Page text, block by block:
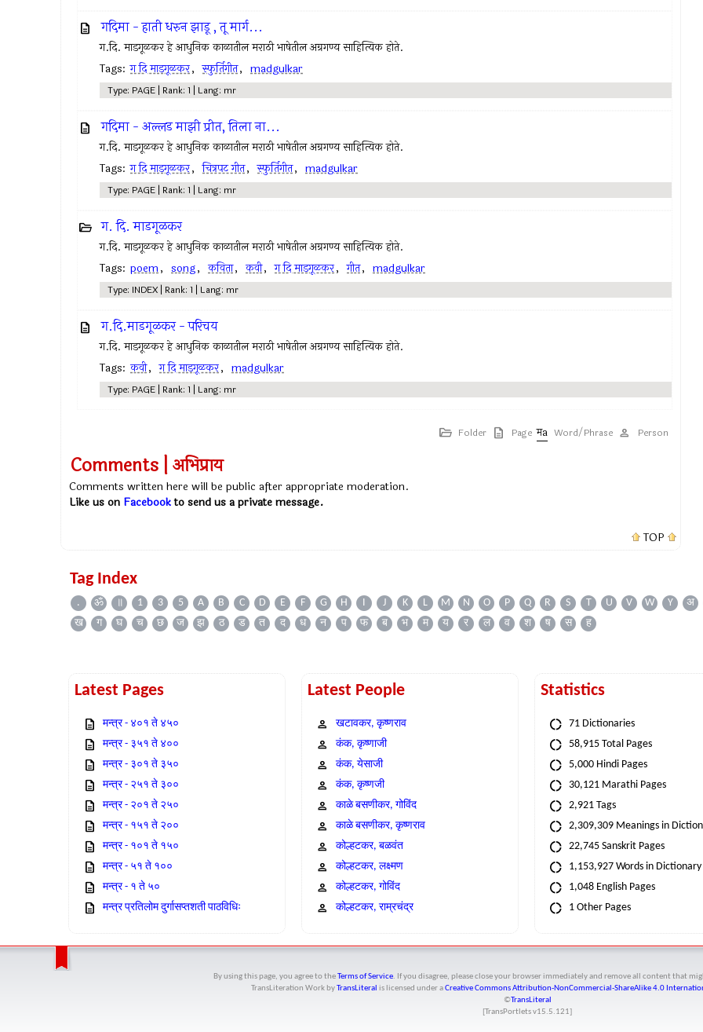
गदिमा - हाती धरुन झाडू , तू मार्ग...
ग.दि. माडगूळकर हे आधुनिक काळातील मराठी भाषेतील अग्रगण्य साहित्यिक होते.
Tags: ग दि माडगूळकर, स्फुर्तिगीत, madgulkar
Type: PAGE | Rank: 1 | Lang: mr
गदिमा - अल्लड माझी प्रीत, तिला ना...
ग.दि. माडगूळकर हे आधुनिक काळातील मराठी भाषेतील अग्रगण्य साहित्यिक होते.
Tags: ग दि माडगूळकर, चित्रपट गीत, स्फुर्तिगीत, madgulkar
Type: PAGE | Rank: 1 | Lang: mr
ग. दि. माडगूळकर
ग.दि. माडगूळकर हे आधुनिक काळातील मराठी भाषेतील अग्रगण्य साहित्यिक होते.
Tags: poem, song, कविता, कवी, ग दि माडगूळकर, गीत, madgulkar
Type: INDEX | Rank: 1 | Lang: mr
ग.दि.माडगूळकर - परिचय
ग.दि. माडगूळकर हे आधुनिक काळातील मराठी भाषेतील अग्रगण्य साहित्यिक होते.
Tags: कवी, ग दि माडगूळकर, madgulkar
Type: PAGE | Rank: 1 | Lang: mr
Folder Page Word/Phrase Person
Comments | अभिप्राय
Comments written here will be public after appropriate moderation.
Like us on Facebookto send us a private message.
TOP
Tag Index
. ॐ ॥ 1 3 5 A B C D E F G H I J K L M N O P Q R S T U V W Y अ
ख
ग घ च छ ज झ ठ ड त द ध न प फ ब भ म य र ल व श ष स ह
Latest Pages
मन्त्र - ४०१ ते ४५०
मन्त्र - ३५१ ते ४००
मन्त्र - ३०१ ते ३५०
मन्त्र - २५१ ते ३००
मन्त्र - २०१ ते २५०
मन्त्र - १५१ ते २००
मन्त्र - १०१ ते १५०
मन्त्र - ५१ ते १००
मन्त्र - १ ते ५०
मन्त्र प्रतिलोम दुर्गासप्तशती पाठविधिः
Latest People
खटावकर, कृष्णराव
कंक, कृष्णाजी
कंक, येसाजी
कंक, कृष्णजी
काळे बसणीकर, गोविंद
काळे बसणीकर, कृष्णराव
कोल्हटकर, बळवंत
कोल्हटकर, लक्ष्मण
कोल्हटकर, गोविंद
कोल्हटकर, राम्रचंद्र
Statistics
71 Dictionaries
58,915 Total Pages
5,000 Hindi Pages
30,121 Marathi Pages
2,921 Tags
2,309,309 Meanings in
22,745 Sanskrit Pages
1,153,927 Words in Dictionary
1,048 English Pages
1 Other Pages
By using this page, you agree to theTerms of Service. If you disagree, please close your browser immediately and remove all content that
TransLiteration Work byTransLiteral is licensed under aCreative Commons Attribution-NonCommercial-ShareAlike 4.0
©TransLiteral
[TransPortlets v15.5.121]